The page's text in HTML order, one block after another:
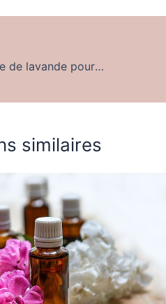
04 traitements à l’huile de lavande pour la peau et le visage
similaires